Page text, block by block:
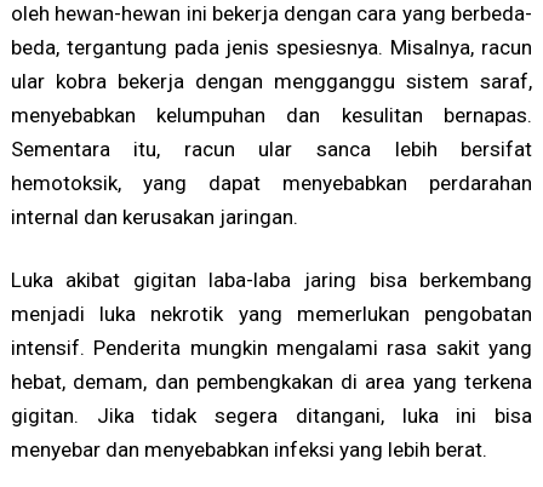
oleh hewan-hewan ini bekerja dengan cara yang berbeda-
beda, tergantung pada jenis spesiesnya. Misalnya, racun
ular kobra bekerja dengan mengganggu sistem saraf,
menyebabkan kelumpuhan dan kesulitan bernapas.
Sementara itu, racun ular sanca lebih bersifat
hemotoksik, yang dapat menyebabkan perdarahan
internal dan kerusakan jaringan.
Luka akibat gigitan laba-laba jaring bisa berkembang
menjadi luka nekrotik yang memerlukan pengobatan
intensif. Penderita mungkin mengalami rasa sakit yang
hebat, demam, dan pembengkakan di area yang terkena
gigitan. Jika tidak segera ditangani, luka ini bisa
menyebar dan menyebabkan infeksi yang lebih berat.